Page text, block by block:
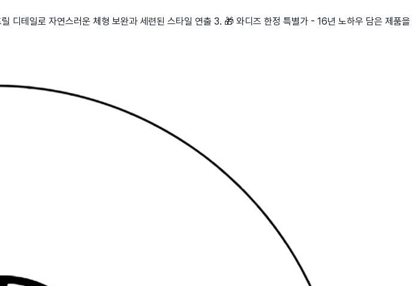
디테일로 자연스러운 체형 보완과 세련된 스타일 연출 3. 🎁 와디즈 한정 특별가 - 16년 노하우 담은 제품을